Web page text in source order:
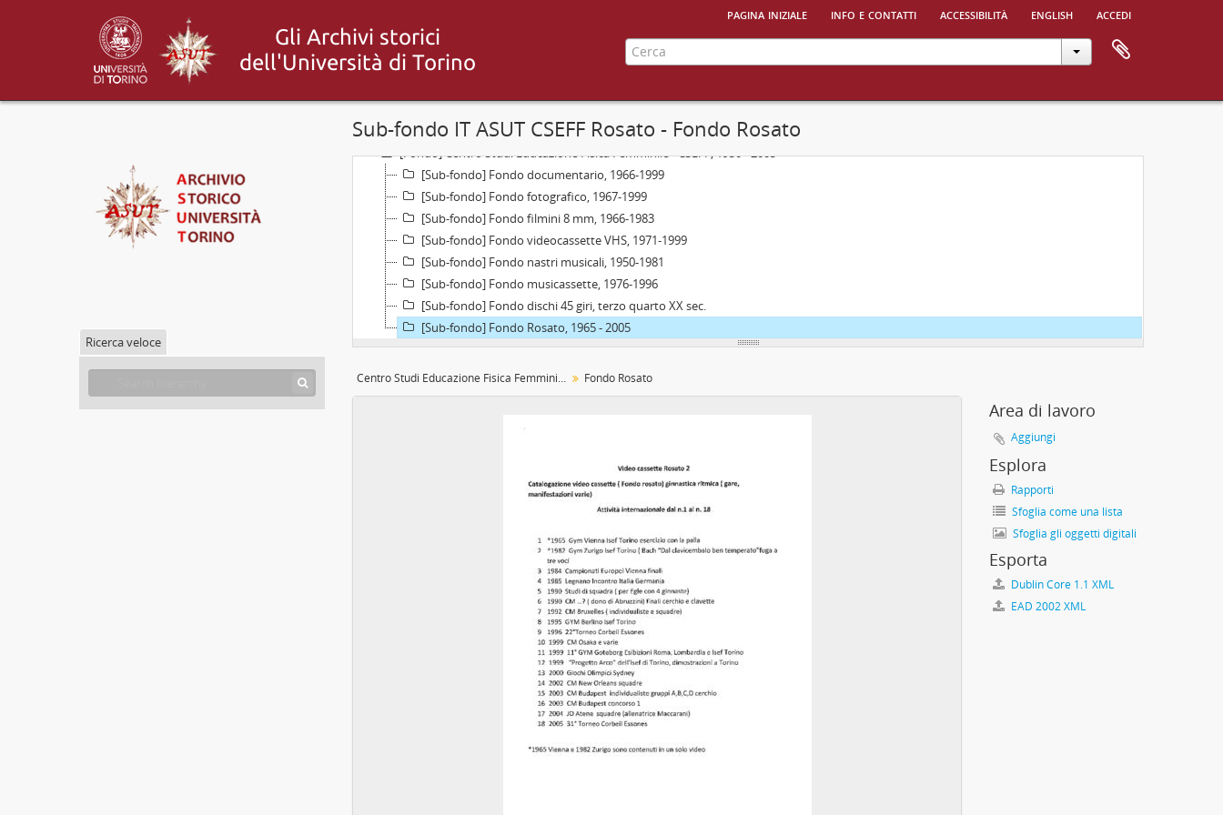
pagina iniziale info e contatti accessibilità english accedi
Ricerca veloce
Sub-fondo IT ASUT CSEFF Rosato - Fondo Rosato
[Fondo] Centro Studi Educazione Fisica Femminile - CSEFF, 1950 - 2005
[Sub-fondo] Fondo documentario, 1966-1999
[Sub-fondo] Fondo fotografico, 1967-1999
[Sub-fondo] Fondo filmini 8 mm, 1966-1983
[Sub-fondo] Fondo videocassette VHS, 1971-1999
[Sub-fondo] Fondo nastri musicali, 1950-1981
[Sub-fondo] Fondo musicassette, 1976-1996
[Sub-fondo] Fondo dischi 45 giri, terzo quarto XX sec.
[Sub-fondo] Fondo Rosato, 1965 - 2005
Centro Studi Educazione Fisica Femminile - CSEFF Fondo Rosato
Area di lavoro
Aggiungi
Esplora
Rapporti
Sfoglia come una lista
Sfoglia gli oggetti digitali
Esporta
Dublin Core 1.1 XML
EAD 2002 XML